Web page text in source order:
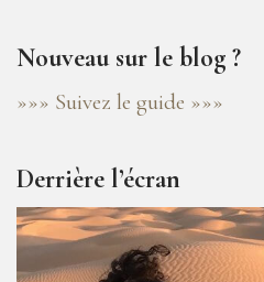
Nouveau sur le blog ?
»»» Suivez le guide »»»
Derrière l’écran